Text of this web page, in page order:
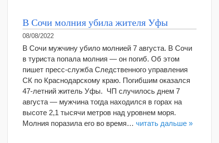
В Сочи молния убила жителя Уфы
08/08/2022
В Сочи мужчину убило молнией 7 августа. В Сочи
в туриста попала молния ― он погиб. Об этом
пишет пресс-служба Следственного управления
СК по Краснодарскому краю. Погибшим оказался
47-летний житель Уфы. ЧП случилось днем 7
августа ― мужчина тогда находился в горах на
высоте 2,1 тысячи метров над уровнем моря.
Молния поразила его во время… читать дальше »